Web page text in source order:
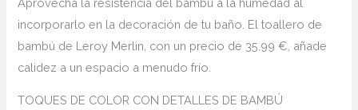
incorporarlo en la decoración de tu baño. El toallero de
bambú de Leroy Merlin, con un precio de 35.99 €, añade
calidez a un espacio a menudo frío.
TOQUES DE COLOR CON DETALLES DE BAMBÚ